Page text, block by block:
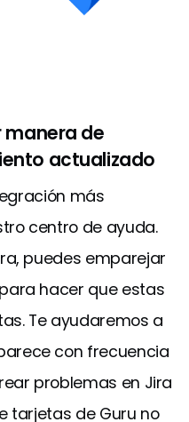
manera de
actualizado
más
centro de ayuda.
puedes emparejar
hacer que estas
Te ayudaremos a
con frecuencia
problemas en Jira
tarjetas de Guru no